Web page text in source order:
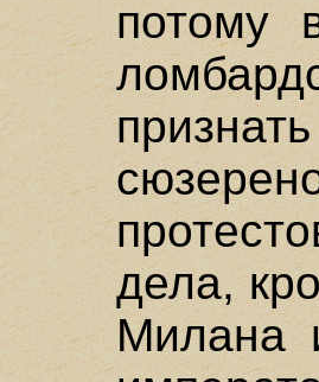
потому
дела,
Милана